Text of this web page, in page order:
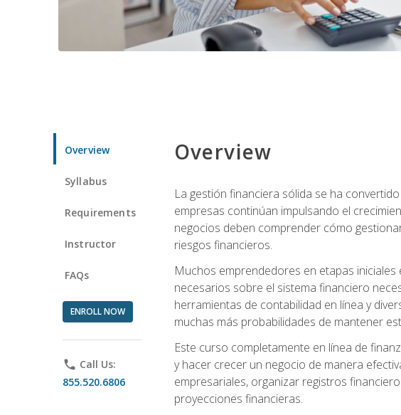
Overview
Syllabus
Requirements
Instructor
FAQs
ENROLL NOW
phone Call Us:
855.520.6806
Overview
La gestión financiera sólida se ha
empresas continúan impulsando el
negocios deben comprender cómo
riesgos financieros.
Muchos emprendedores en etapas
necesarios sobre el sistema financiero
herramientas de contabilidad en línea y
muchas más probabilidades de mantener
Este curso completamente en línea de
y hacer crecer un negocio de manera
empresariales, organizar registros
proyecciones financieras.